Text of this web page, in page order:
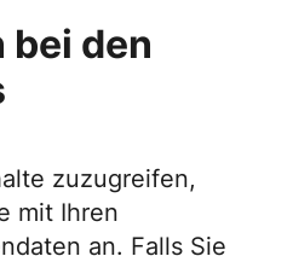
sind
den
zuzugreifen,
mit Ihren
an. Falls Sie